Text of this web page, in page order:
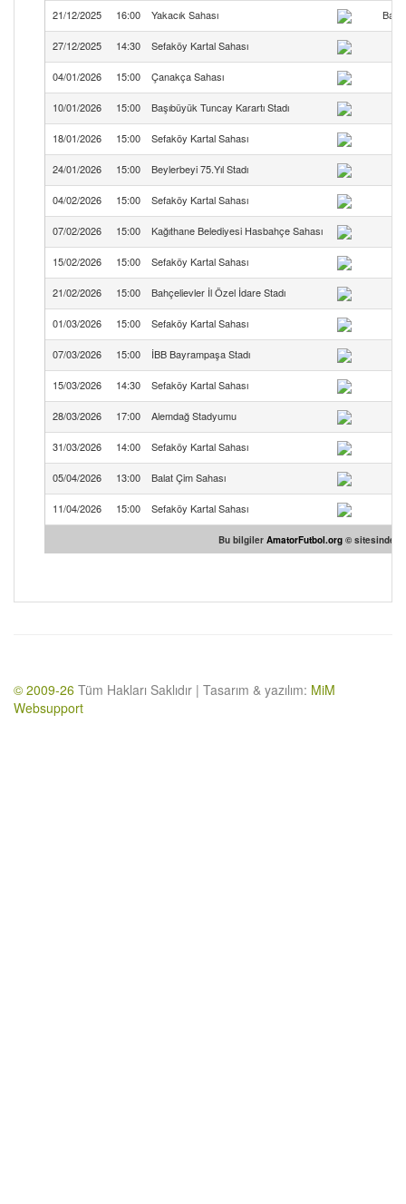
21/12/2025 16:00 Yakacık Sahası
27/12/2025 14:30 Sefaköy Kartal Sahası
04/01/2026 15:00 Çanakça Sahası
10/01/2026 15:00 Başıbüyük Tuncay Karartı Stadı
18/01/2026 15:00 Sefaköy Kartal Sahası
24/01/2026 15:00 Beylerbeyi 75.Yıl Stadı
04/02/2026 15:00 Sefaköy Kartal Sahası
07/02/2026 15:00 Kağıthane Belediyesi Hasbahçe Sahası
15/02/2026 15:00 Sefaköy Kartal Sahası
21/02/2026 15:00 Bahçelievler İl Özel İdare Stadı
01/03/2026 15:00 Sefaköy Kartal Sahası
07/03/2026 15:00 İBB Bayrampaşa Stadı
15/03/2026 14:30 Sefaköy Kartal Sahası
28/03/2026 17:00 Alemdağ Stadyumu
31/03/2026 14:00 Sefaköy Kartal Sahası
05/04/2026 13:00 Balat Çim Sahası
11/04/2026 15:00 Sefaköy Kartal Sahası
Bu bilgiler AmatorFutbol.org© sitesinden
© 2009-26 Tüm Hakları Saklıdır | Tasarım & yazılım: MiM
Websupport